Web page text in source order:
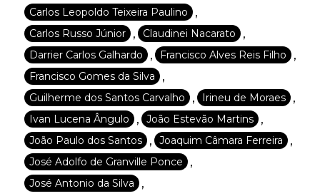
Carlos Leopoldo Teixeira Paulino ,
Carlos Russo Júnior , Claudinei Nacarato ,
Darrier Carlos Galhardo , Francisco Alves Reis Filho ,
Francisco Gomes da Silva ,
Guilherme dos Santos Carvalho , Irineu de Moraes ,
Ivan Lucena Ângulo , João Estevão Martins ,
João Paulo dos Santos , Joaquim Câmara Ferreira ,
José Adolfo de Granville Ponce ,
José Antonio da Silva ,